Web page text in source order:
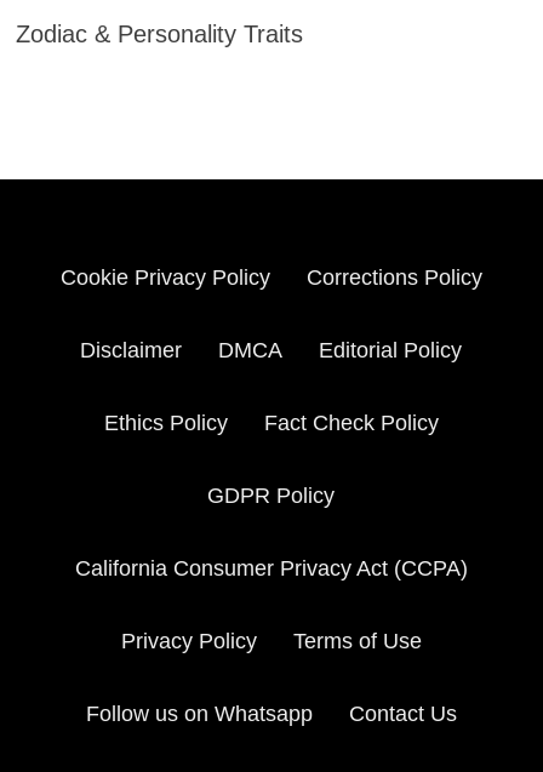
Zodiac & Personality Traits
Cookie Privacy Policy Corrections Policy
Disclaimer DMCA Editorial Policy
Ethics Policy Fact Check Policy
GDPR Policy
California Consumer Privacy Act (CCPA)
Privacy Policy Terms of Use
Follow us on Whatsapp Contact Us